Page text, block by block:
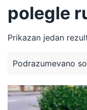
polegle
Prikazan jedan